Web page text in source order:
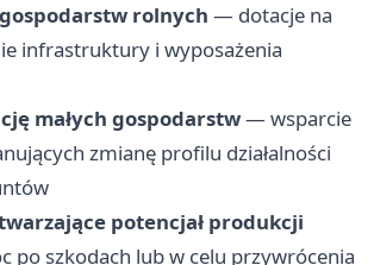
rolnych — dotacje na
infrastruktury i wyposażenia
małych gospodarstw— wsparcie
zmianę profilu działalności
potencjał produkcji
po szkodach lub w celu przywrócenia